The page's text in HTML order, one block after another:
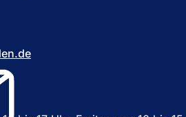
e
m
n
u
de